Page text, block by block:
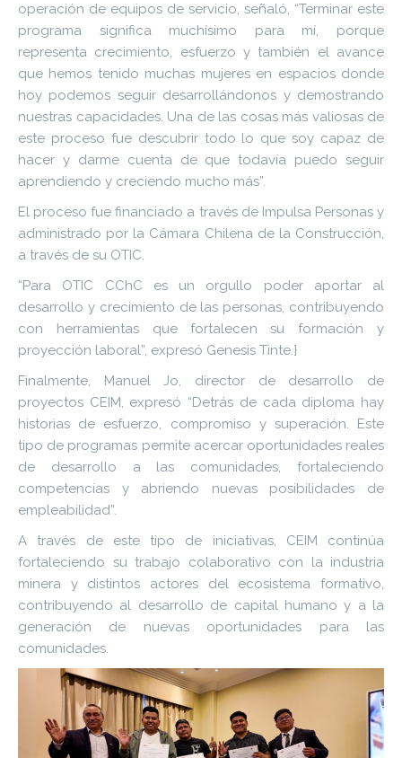
operación de equipos de servicio, señaló, “Terminar este
programa significa muchísimo para mí, porque
representa crecimiento, esfuerzo y también el avance
que hemos tenido muchas mujeres en espacios donde
hoy podemos seguir desarrollándonos y demostrando
nuestras capacidades. Una de las cosas más valiosas de
este proceso fue descubrir todo lo que soy capaz de
hacer y darme cuenta de que todavía puedo seguir
aprendiendo y creciendo mucho más”.
El proceso fue financiado a través de Impulsa Personas y
administrado por la Cámara Chilena de la Construcción,
a través de su OTIC.
“Para OTIC CChC es un orgullo poder aportar al
desarrollo y crecimiento de las personas, contribuyendo
con herramientas que fortalecen su formación y
proyección laboral”, expresó Genesis Tinte.}
Finalmente, Manuel Jo, director de desarrollo de
proyectos CEIM, expresó “Detrás de cada diploma hay
historias de esfuerzo, compromiso y superación. Este
tipo de programas permite acercar oportunidades reales
de desarrollo a las comunidades, fortaleciendo
competencias y abriendo nuevas posibilidades de
empleabilidad”.
A través de este tipo de iniciativas, CEIM continúa
fortaleciendo su trabajo colaborativo con la industria
minera y distintos actores del ecosistema formativo,
contribuyendo al desarrollo de capital humano y a la
generación de nuevas oportunidades para las
comunidades.